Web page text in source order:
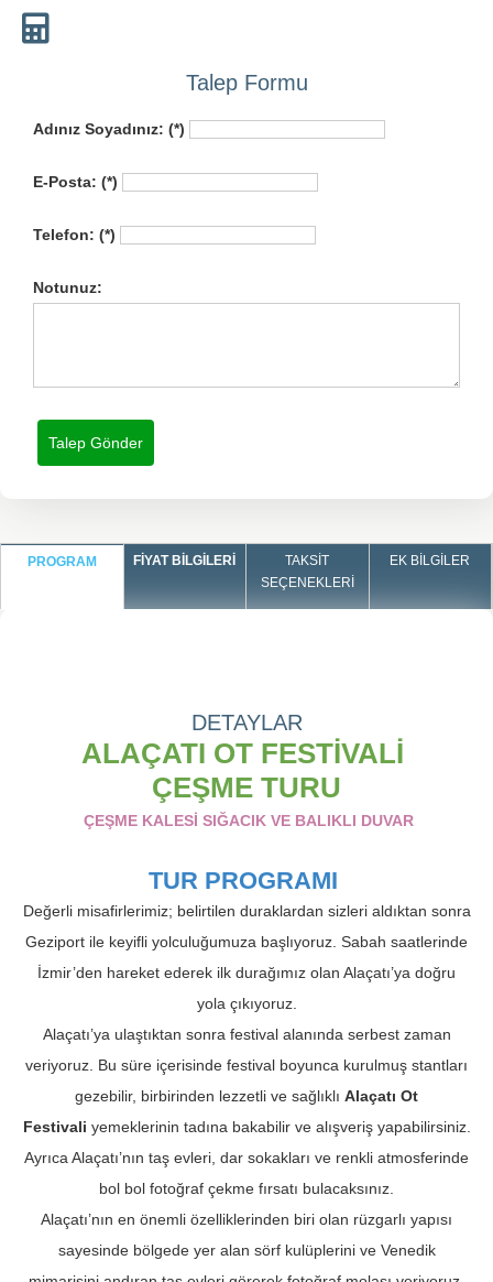
Talep Formu
Adınız Soyadınız: (*)
E-Posta: (*)
Telefon: (*)
Notunuz:
PROGRAM FIYAT BILGILERI
TAKSIT
SEÇENEKLERI
EK BILGILER
DETAYLAR
ALAÇATI OT FESTİVALİ
ÇEŞME TURU
ÇEŞME KALESİ SIĞACIK VE BALIKLI DUVAR
TUR PROGRAMI
Değerli misafirlerimiz; belirtilen duraklardan sizleri aldıktan sonra
Geziport ile keyifli yolculuğumuza başlıyoruz. Sabah saatlerinde
İzmir’den hareket ederek ilk durağımız olan Alaçatı’ya doğru
yola çıkıyoruz.
Alaçatı’ya ulaştıktan sonra festival alanında serbest zaman
veriyoruz. Bu süre içerisinde festival boyunca kurulmuş stantları
gezebilir, birbirinden lezzetli ve sağlıklı Alaçatı Ot
Festivali yemeklerinin tadına bakabilir ve alışveriş yapabilirsiniz.
Ayrıca Alaçatı’nın taş evleri, dar sokakları ve renkli atmosferinde
bol bol fotoğraf çekme fırsatı bulacaksınız.
Alaçatı’nın en önemli özelliklerinden biri olan rüzgarlı yapısı
sayesinde bölgede yer alan sörf kulüplerini ve Venedik